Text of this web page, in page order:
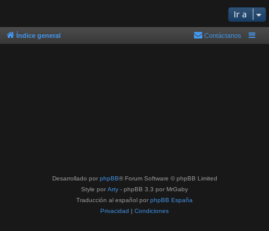
Ir a
Índice general Contáctanos
Desarrollado por phpBB® Forum Software © phpBB Limited
Style por Arty - phpBB 3.3 por MrGaby
Traducción al español por phpBB España
Privacidad | Condiciones